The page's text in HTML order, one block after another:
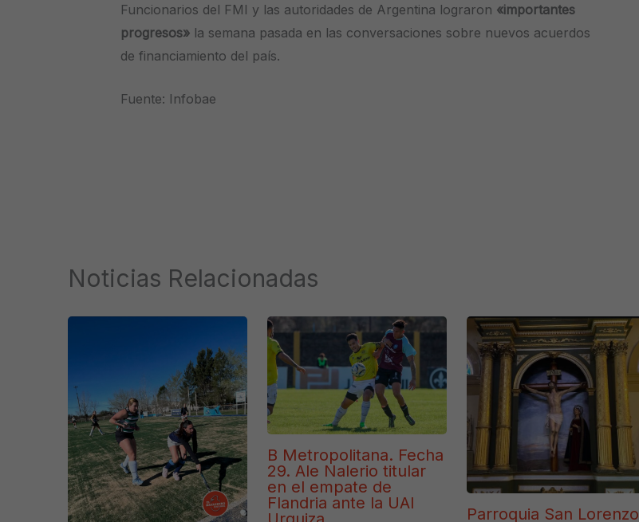
Funcionarios del FMI y las autoridades de Argentina lograron «importantes
progresos» la semana pasada en las conversaciones sobre nuevos acuerdos
de financiamiento del país.
Fuente: Infobae
Noticias Relacionadas
B Metropolitana. Fecha
29. Ale Nalerio titular
en el empate de
Flandria ante la UAI
Parroquia San Lorenzo